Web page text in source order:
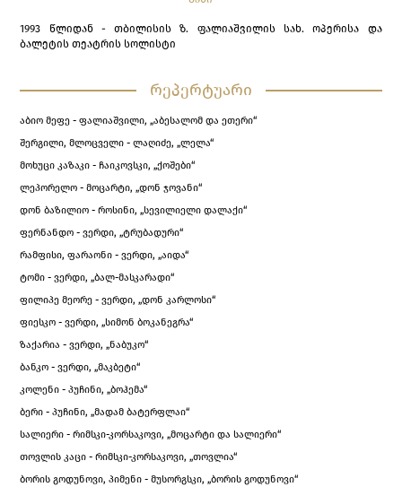
1993 წლიდან - თბილისის ზ. ფალიაშვილის სახ. ოპერისა და
ბალეტის თეატრის სოლისტი
რეპერტუარი
აბიო მეფე - ფალიაშვილი, „აბესალომ და ეთერი“
შერგილი, მლოცველი - ლაღიძე, „ლელა“
­­­­­­მოხუცი კაზაკი - ჩაიკოვსკი, „ქოშები“
ლეპორელო - მოცარტი, „დონ ჯოვანი“
დონ ბაზილიო - როსინი, „სევილიელი დალაქი“
ფერნანდო - ვერდი, „ტრუბადური“
რამფისი, ფარაონი - ვერდი, „აიდა“
ტომი - ვერდი, „ბალ-მასკარადი“
ფილიპე მეორე - ვერდი, „დონ კარლოსი“
ფიესკო - ვერდი, „სიმონ ბოკანეგრა“
ზაქარია - ვერდი, „ნაბუკო“
ბანკო - ვერდი, „მაკბეტი“
კოლენი - პუჩინი, „ბოჰემა“
ბერი - პუჩინი, „მადამ ბატერფლაი“
სალიერი - რიმსკი-კორსაკოვი, „მოცარტი და სალიერი“
თოვლის კაცი - რიმსკი-კორსაკოვი, „თოვლია“
ბორის გოდუნოვი, პიმენი - მუსორგსკი, „ბორის გოდუნოვი“